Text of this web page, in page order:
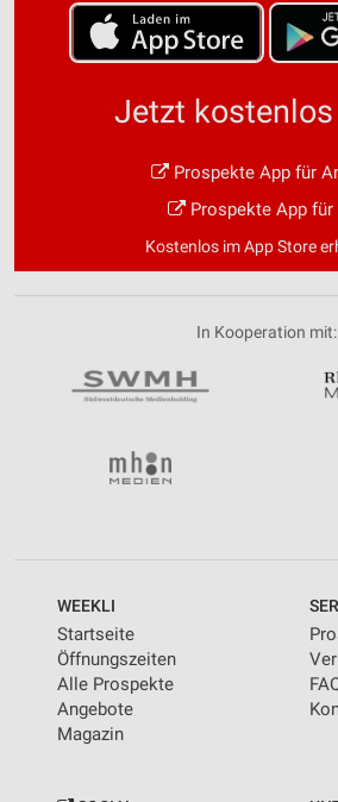
Jetzt kostenlos
Prospekte App für
Prospekte App für
Kostenlos im App Store
In Kooperation mit:
WEEKLI
Startseite
Öffnungszeiten
Alle Prospekte
Angebote
Magazin